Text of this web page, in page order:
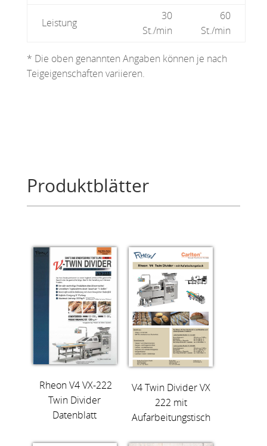
Leistung
30
St./min
60
St./min
* Die oben genannten Angaben können je nach
Teigeigenschaften variieren.
Produktblätter
Rheon V4 VX-222
Twin Divider
Datenblatt
V4 Twin Divider VX
222 mit
Aufarbeitungstisch